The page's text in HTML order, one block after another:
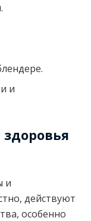
и
и
действуют
особенно